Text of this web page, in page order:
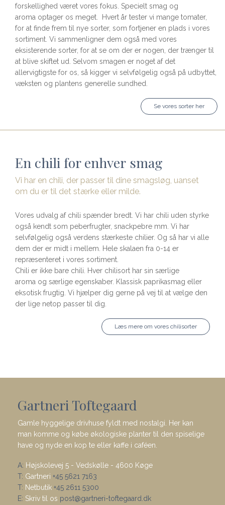
forskellighed været vores fokus. Specielt smag og
aroma optager os meget. Hvert år tester vi mange tomater,
for at finde frem til nye sorter, som fortjener en plads i vores
sortiment. Vi sammenligner dem også med vores
eksisterende sorter, for at se om der er nogen, der trænger til
at blive skiftet ud. Selvom smagen er noget af det
allervigtigste for os, så kigger vi selvfølgelig også på udbyttet,
væksten og plantens generelle sundhed.
Se vores sorter her
En chili for enhver smag
Vi har en chili, der passer til dine smagsløg, uanset
om du er til det stærke eller milde.
Vores udvalg af chili spænder bredt. Vi har chili uden styrke
også kendt som peberfrugter, snackpebre mm. Vi har
selvfølgelig også verdens stærkeste chilier. Og så har vi alle
dem der er midt i mellem. Hele skalaen fra 0-14 er
repræsenteret i vores sortiment.
Chili er ikke bare chili. Hver chilisort har sin særlige
aroma og særlige egenskaber. Klassisk paprikasmag eller
eksotisk frugtig. Vi hjælper dig gerne på vej til at vælge den
der lige netop passer til dig.
Læs mere om vores chilisorter
Gartneri Toftegaard
Gamle hyggelige drivhuse fyldt med nostalgi. Her kan
man komme og købe økologiske planter til den spiselige
have og nyde en kop te eller kaffe i caféen.
A: Højskolevej 5 - Vedskølle - 4600 Køge
T: Gartneri +45 5621 7163
T: Netbutik +45 2611 5300
E: Skriv til os post@gartneri-toftegaard.dk